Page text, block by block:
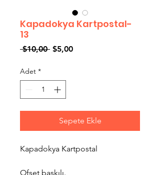
Kapadokya Kartpostal-
13
$10,00 Normal
$5,00İndirimli
Adet *
Sepete Ekle
Kapadokya Kartpostal
Ofset baskılı.